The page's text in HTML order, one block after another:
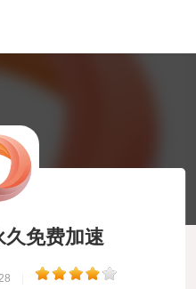
久免费加速